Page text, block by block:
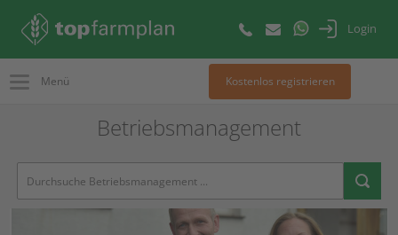
Login
Menü Kostenlos registrieren
Betriebsmanagement